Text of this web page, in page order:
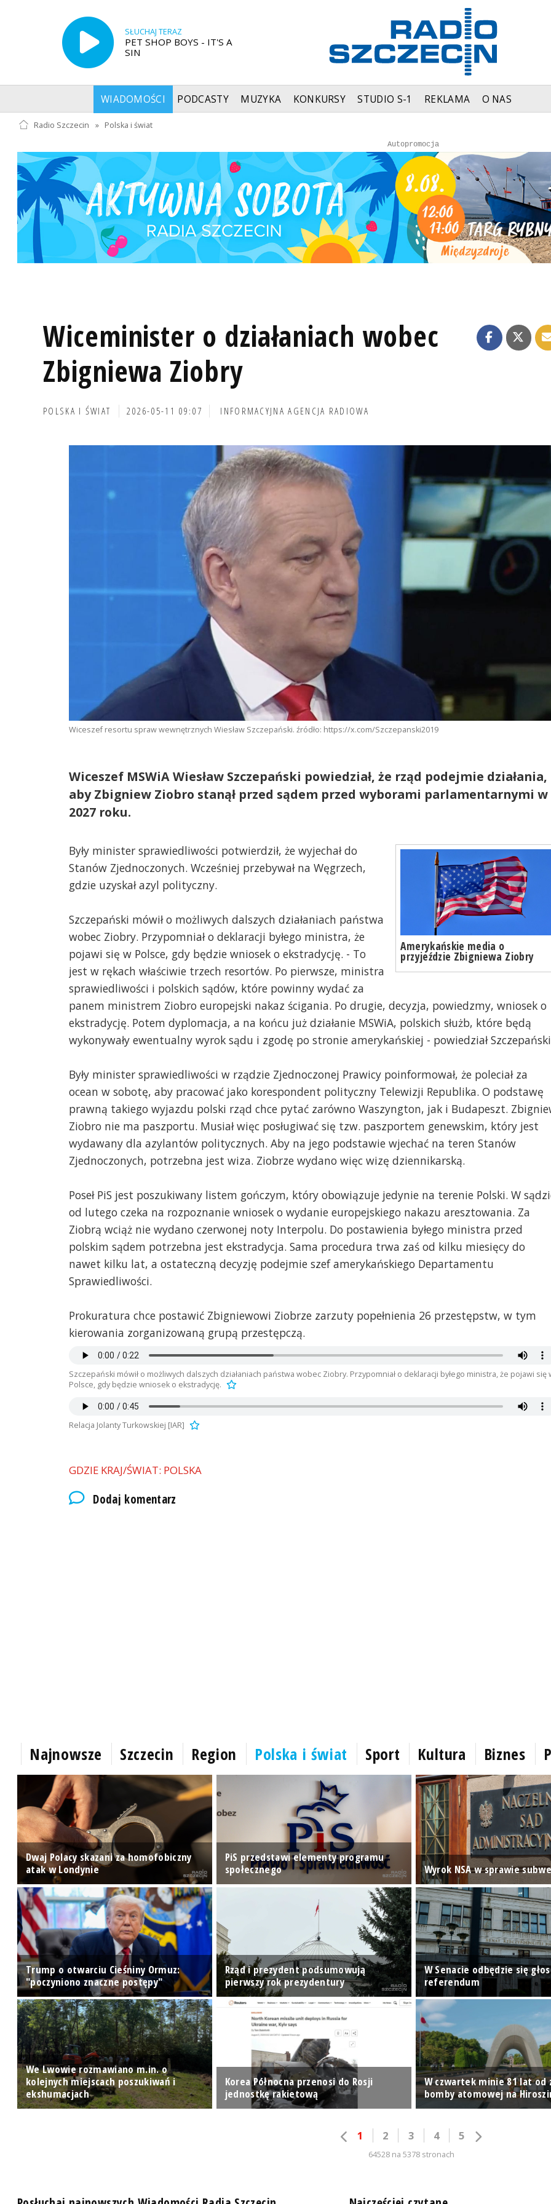
SŁUCHAJ TERAZ
PET SHOP BOYS - IT'S A
SIN
WIADOMOŚCI PODCASTY MUZYKA KONKURSY STUDIO S-1 REKLAMA O NAS
Radio Szczecin » Polska i świat
Autopromocja
Autopromocja
Wiceminister o działaniach wobec
Zbigniewa Ziobry
POLSKA I ŚWIAT 2026-05-11 09:07 INFORMACYJNA AGENCJA RADIOWA
Wiceszef resortu spraw wewnętrznych Wiesław Szczepański. źródło: https://x.com/Szczepanski2019
Wiceszef MSWiA Wiesław Szczepański powiedział, że rząd podejmie działania,
aby Zbigniew Ziobro stanął przed sądem przed wyborami parlamentarnymi w
2027 roku.
Amerykańskie media o
przyjeździe Zbigniewa Ziobry
Były minister sprawiedliwości potwierdził, że wyjechał do
Stanów Zjednoczonych. Wcześniej przebywał na Węgrzech,
gdzie uzyskał azyl polityczny.
Szczepański mówił o możliwych dalszych działaniach państwa
wobec Ziobry. Przypomniał o deklaracji byłego ministra, że
pojawi się w Polsce, gdy będzie wniosek o ekstradycję. - To
jest w rękach właściwie trzech resortów. Po pierwsze, ministra
sprawiedliwości i polskich sądów, które powinny wydać za
panem ministrem Ziobro europejski nakaz ścigania. Po drugie, decyzja, powiedzmy, wniosek o
ekstradycję. Potem dyplomacja, a na końcu już działanie MSWiA, polskich służb, które będą
wykonywały ewentualny wyrok sądu i zgodę po stronie amerykańskiej - powiedział
Były minister sprawiedliwości w rządzie Zjednoczonej Prawicy poinformował, że poleciał za
ocean w sobotę, aby pracować jako korespondent polityczny Telewizji Republika. O podstawę
prawną takiego wyjazdu polski rząd chce pytać zarówno Waszyngton, jak i Budapeszt.
Ziobro nie ma paszportu. Musiał więc posługiwać się tzw. paszportem genewskim, który jest
wydawany dla azylantów politycznych. Aby na jego podstawie wjechać na teren Stanów
Zjednoczonych, potrzebna jest wiza. Ziobrze wydano więc wizę dziennikarską.
Poseł PiS jest poszukiwany listem gończym, który obowiązuje jedynie na terenie Polski. W
od lutego czeka na rozpoznanie wniosek o wydanie europejskiego nakazu aresztowania. Za
Ziobrą wciąż nie wydano czerwonej noty Interpolu. Do postawienia byłego ministra przed
polskim sądem potrzebna jest ekstradycja. Sama procedura trwa zaś od kilku miesięcy do
nawet kilku lat, a ostateczną decyzję podejmie szef amerykańskiego Departamentu
Sprawiedliwości.
Prokuratura chce postawić Zbigniewowi Ziobrze zarzuty popełnienia 26 przestępstw, w tym
kierowania zorganizowaną grupą przestępczą.
Szczepański mówił o możliwych dalszych działaniach państwa wobec Ziobry. Przypomniał o deklaracji byłego ministra, że pojawi się
Polsce, gdy będzie wniosek o ekstradycję.
Relacja Jolanty Turkowskiej [IAR]
GDZIE KRAJ/ŚWIAT: POLSKA
Dodaj komentarz
Najnowsze Szczecin Region Polska i świat Sport Kultura Biznes
Dwaj Polacy skazani za homofobiczny
atak w Londynie
PiS przedstawi elementy programu
społecznego
Wyrok NSA w sprawie
Trump o otwarciu Cieśniny Ormuz:
"poczyniono znaczne postępy"
Rząd i prezydent podsumowują
pierwszy rok prezydentury
W Senacie odbędzie się
referendum
We Lwowie rozmawiano m.in. o
kolejnych miejscach poszukiwań i
ekshumacjach
Korea Północna przenosi do Rosji
jednostkę rakietową
W czwartek minie 81 lat od
bomby atomowej na
1 2 3 4 5
64528 na 5378 stronach